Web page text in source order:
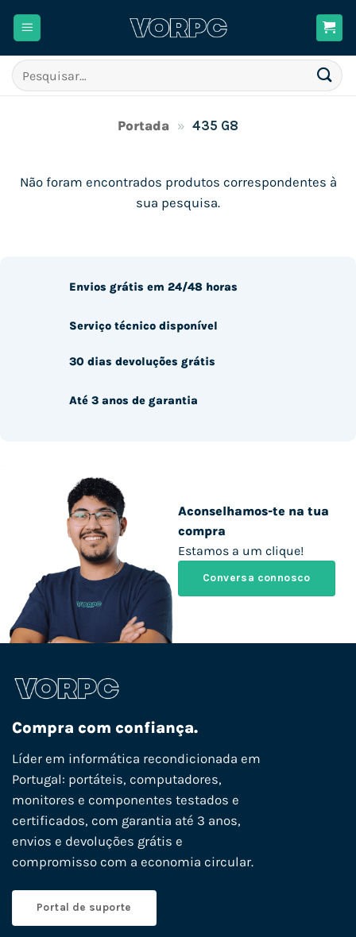
Pesquisar
por:
Portada » 435 G8
Não foram encontrados produtos correspondentes à
sua pesquisa.
Aconselhamos-te na tua
compra
Estamos a um clique!
Conversa connosco
Envios grátis em 24/48 horas
Serviço técnico disponível
30 dias devoluções grátis
Até 3 anos de garantia
Compra com confiança.
Líder em informática recondicionada em
Portugal: portáteis, computadores,
monitores e componentes testados e
certificados, com garantia até 3 anos,
envios e devoluções grátis e
compromisso com a economia circular.
Portal de suporte